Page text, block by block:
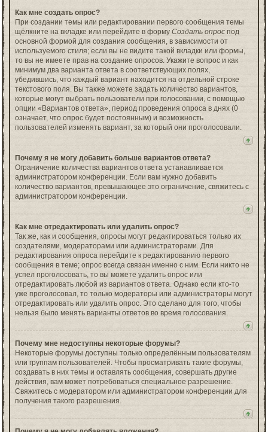
Как мне создать опрос?
При создании темы или редактировании первого сообщения темы
щёлкните на вкладке или перейдите в форму Создать опрос под
основной формой для создания сообщения, в зависимости от
используемого стиля; если вы не видите такой вкладки или формы,
то вы не имеете прав на создание опросов. Укажите вопрос и как
минимум два варианта ответа в соответствующих полях,
убедившись, что каждый вариант находится на отдельной строке
текстового поля. Вы также можете задать количество вариантов,
которые могут выбрать пользователи при голосовании, с помощью
опции «Вариантов ответа», период проведения опроса в днях (0
означает, что опрос будет постоянным) и возможность
пользователей изменять вариант, за который они проголосовали.
Почему я не могу добавить больше вариантов ответа?
Ограничение количества вариантов ответа устанавливается
администратором конференции. Если вам нужно добавить
количество вариантов, превышающее это ограничение, свяжитесь с
администратором конференции.
Как мне отредактировать или удалить опрос?
Так же, как и сообщения, опросы могут редактироваться только их
создателями, модераторами или администраторами. Для
редактирования опроса перейдите к редактированию первого
сообщения в теме; опрос всегда связан именно с ним. Если никто не
успел проголосовать, то вы можете удалить опрос или
отредактировать любой из вариантов ответа. Однако если кто-то
уже проголосовал, то только модераторы или администраторы могут
отредактировать или удалить опрос. Это сделано для того, чтобы
нельзя было менять варианты ответов во время голосования.
Почему мне недоступны некоторые форумы?
Некоторые форумы доступны только определённым пользователям
или группам пользователей. Чтобы просматривать такие форумы,
создавать в них темы и оставлять сообщения, совершать другие
действия, вам может потребоваться специальное разрешение.
Свяжитесь с модератором или администратором конференции для
получения такого разрешения.